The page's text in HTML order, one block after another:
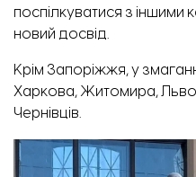
поспілкуватися з
новий досвід.
Крім Запоріжжя, у
Харкова, Житомира,
Чернівців.